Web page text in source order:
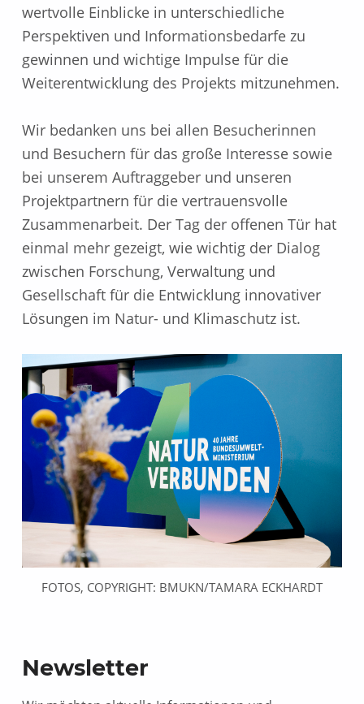
wertvolle Einblicke in unterschiedliche
Perspektiven und Informationsbedarfe zu
gewinnen und wichtige Impulse für die
Weiterentwicklung des Projekts mitzunehmen.
Wir bedanken uns bei allen Besucherinnen
und Besuchern für das große Interesse sowie
bei unserem Auftraggeber und unseren
Projektpartnern für die vertrauensvolle
Zusammenarbeit. Der Tag der offenen Tür hat
einmal mehr gezeigt, wie wichtig der Dialog
zwischen Forschung, Verwaltung und
Gesellschaft für die Entwicklung innovativer
Lösungen im Natur- und Klimaschutz ist.
FOTOS, COPYRIGHT: BMUKN/TAMARA ECKHARDT
Zurück zur Hauptnavigation springen
Newsletter